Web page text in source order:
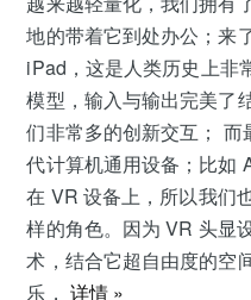
地的带着它到处办公；来
iPad，这是人类历史上非
模型，输入与输出完美了
们非常多的创新交互；
代计算机通用设备；比如
在 VR 设备上，所以我们
样的角色。因为 VR 头显
术，结合它超自由度的空
乐， 详情 »